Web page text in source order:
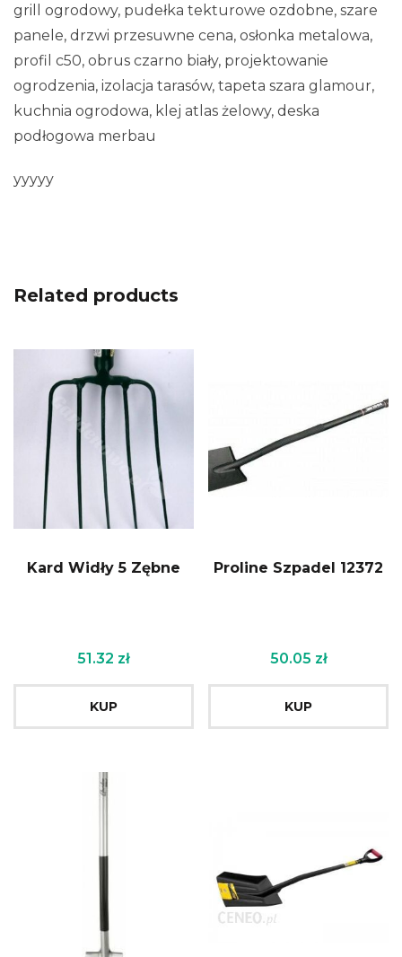
grill ogrodowy, pudełka tekturowe ozdobne, szare
panele, drzwi przesuwne cena, osłonka metalowa,
profil c50, obrus czarno biały, projektowanie
ogrodzenia, izolacja tarasów, tapeta szara glamour,
kuchnia ogrodowa, klej atlas żelowy, deska
podłogowa merbau
yyyyy
Related products
Kard Widły 5 Zębne
51.32 zł
KUP
Proline Szpadel 12372
50.05 zł
KUP